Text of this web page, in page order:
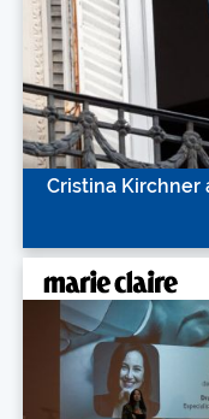
Cristina Kirchner